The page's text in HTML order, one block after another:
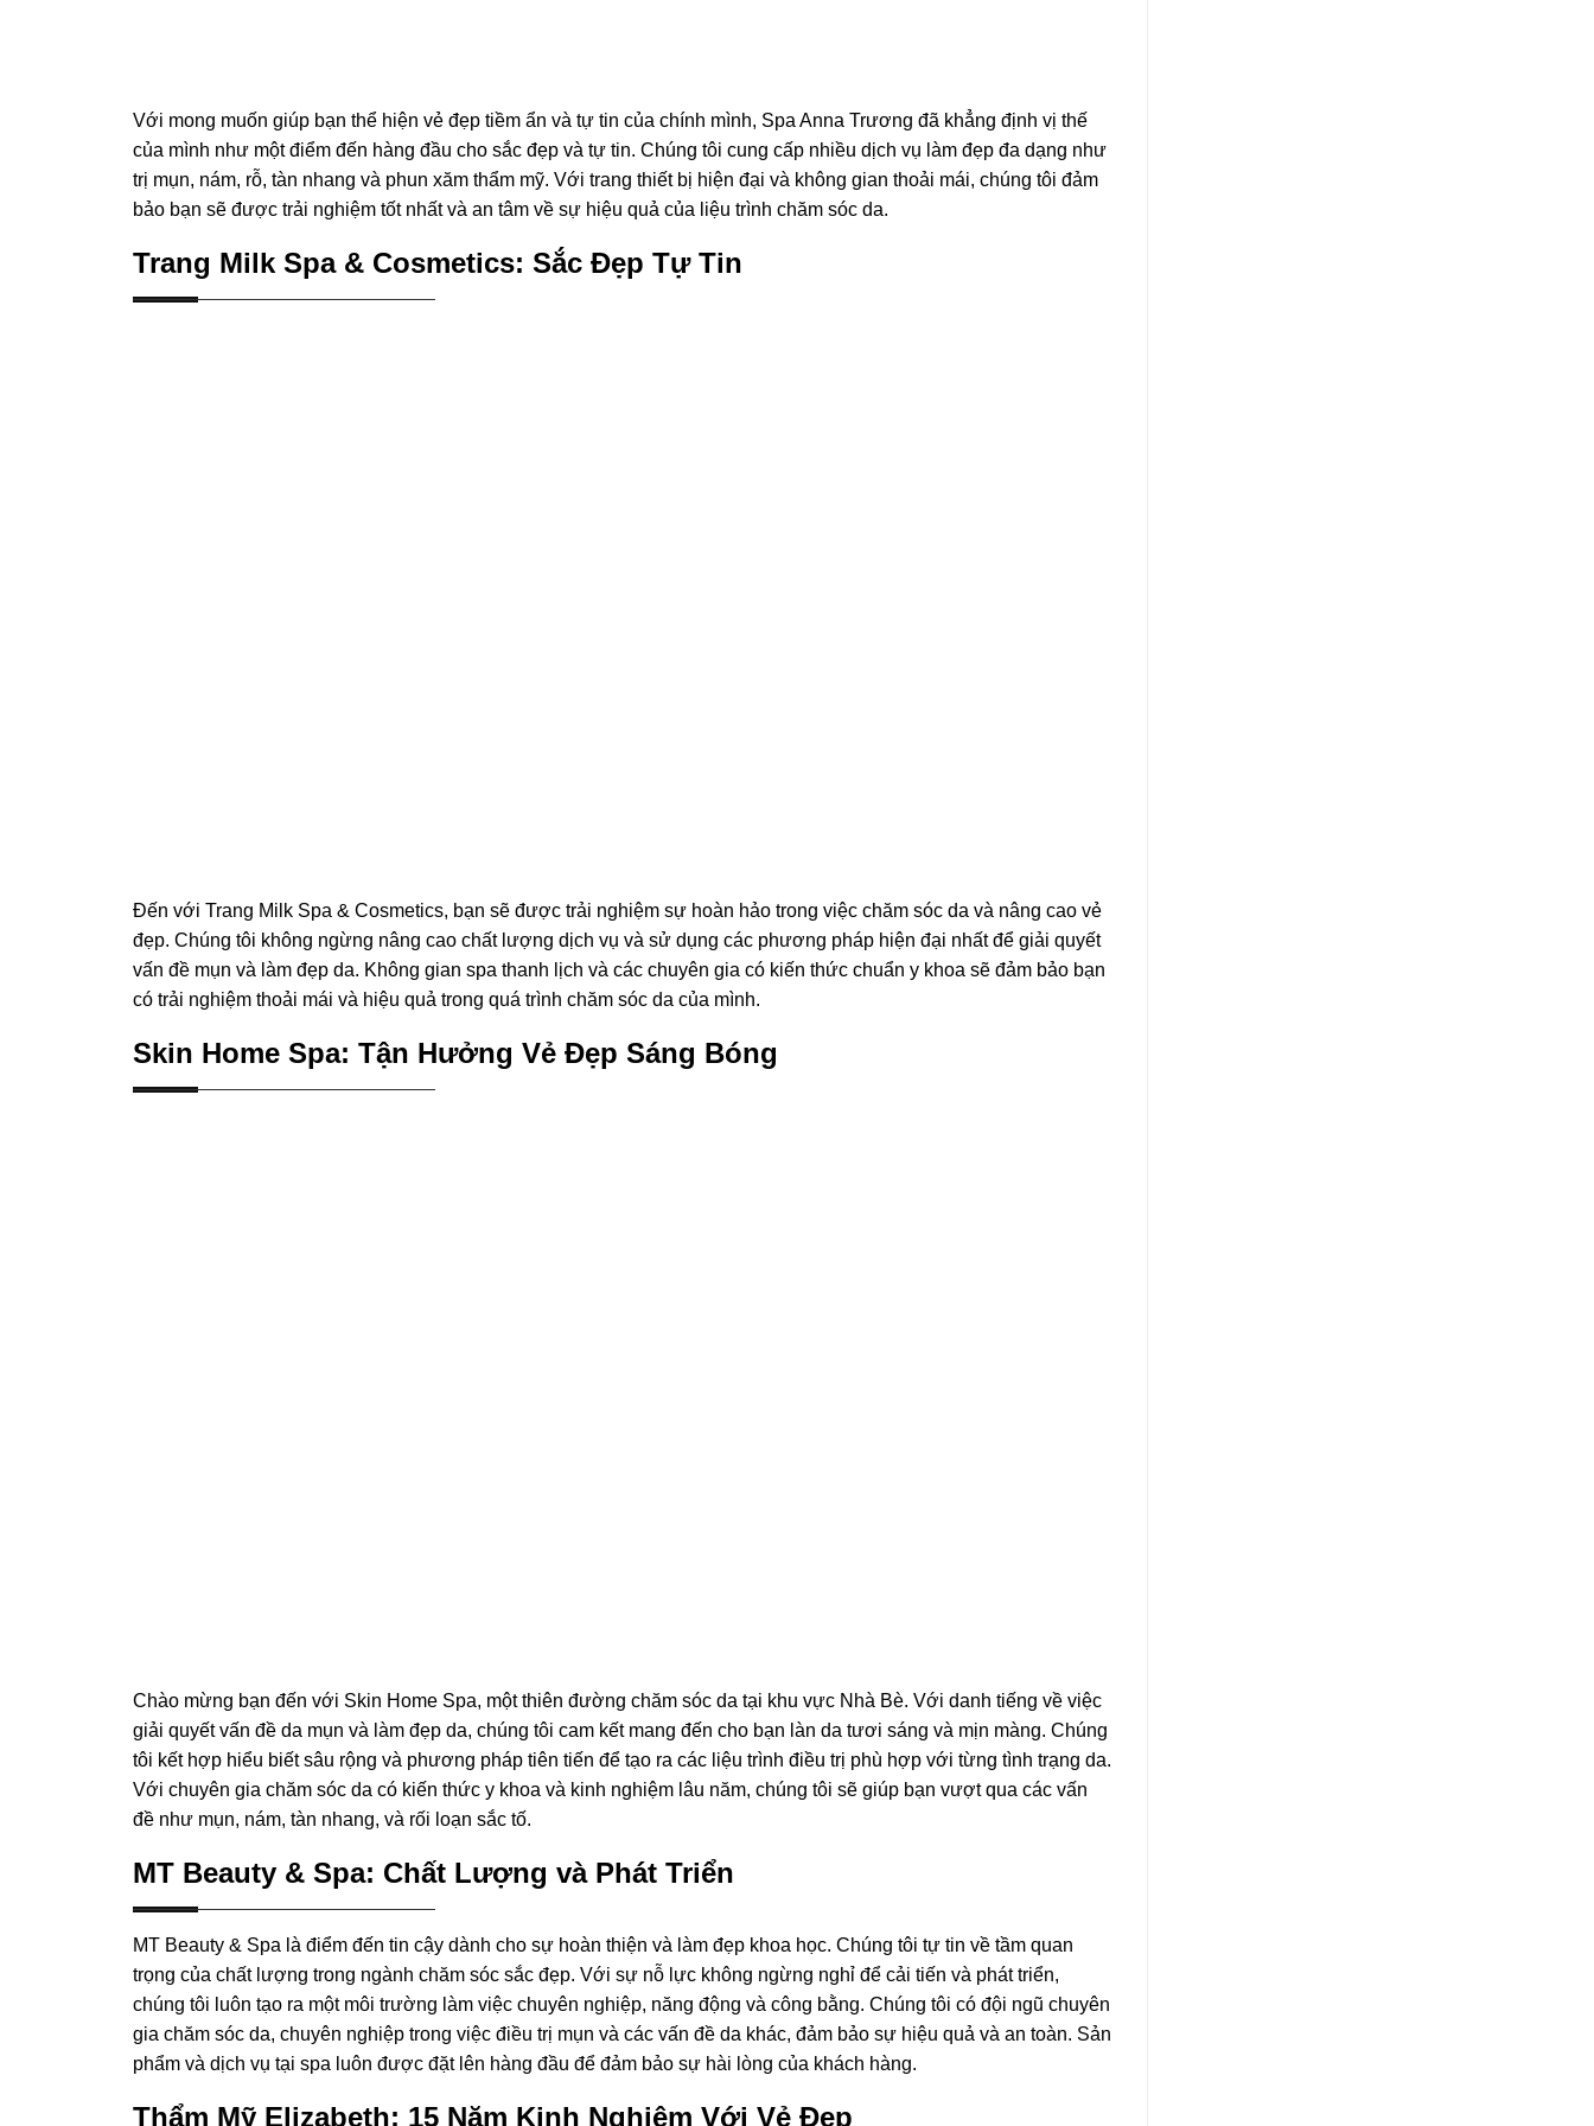
Với mong muốn giúp bạn thể hiện vẻ đẹp tiềm ẩn và tự tin của chính mình, Spa Anna Trương đã khẳng định vị thế
của mình như một điểm đến hàng đầu cho sắc đẹp và tự tin. Chúng tôi cung cấp nhiều dịch vụ làm đẹp đa dạng như
trị mụn, nám, rỗ, tàn nhang và phun xăm thẩm mỹ. Với trang thiết bị hiện đại và không gian thoải mái, chúng tôi đảm
bảo bạn sẽ được trải nghiệm tốt nhất và an tâm về sự hiệu quả của liệu trình chăm sóc da.
Trang Milk Spa & Cosmetics: Sắc Đẹp Tự Tin
Đến với Trang Milk Spa & Cosmetics, bạn sẽ được trải nghiệm sự hoàn hảo trong việc chăm sóc da và nâng cao vẻ
đẹp. Chúng tôi không ngừng nâng cao chất lượng dịch vụ và sử dụng các phương pháp hiện đại nhất để giải quyết
vấn đề mụn và làm đẹp da. Không gian spa thanh lịch và các chuyên gia có kiến thức chuẩn y khoa sẽ đảm bảo bạn
có trải nghiệm thoải mái và hiệu quả trong quá trình chăm sóc da của mình.
Skin Home Spa: Tận Hưởng Vẻ Đẹp Sáng Bóng
Chào mừng bạn đến với Skin Home Spa, một thiên đường chăm sóc da tại khu vực Nhà Bè. Với danh tiếng về việc
giải quyết vấn đề da mụn và làm đẹp da, chúng tôi cam kết mang đến cho bạn làn da tươi sáng và mịn màng. Chúng
tôi kết hợp hiểu biết sâu rộng và phương pháp tiên tiến để tạo ra các liệu trình điều trị phù hợp với từng tình trạng da.
Với chuyên gia chăm sóc da có kiến thức y khoa và kinh nghiệm lâu năm, chúng tôi sẽ giúp bạn vượt qua các vấn
đề như mụn, nám, tàn nhang, và rối loạn sắc tố.
MT Beauty & Spa: Chất Lượng và Phát Triển
MT Beauty & Spa là điểm đến tin cậy dành cho sự hoàn thiện và làm đẹp khoa học. Chúng tôi tự tin về tầm quan
trọng của chất lượng trong ngành chăm sóc sắc đẹp. Với sự nỗ lực không ngừng nghỉ để cải tiến và phát triển,
chúng tôi luôn tạo ra một môi trường làm việc chuyên nghiệp, năng động và công bằng. Chúng tôi có đội ngũ chuyên
gia chăm sóc da, chuyên nghiệp trong việc điều trị mụn và các vấn đề da khác, đảm bảo sự hiệu quả và an toàn. Sản
phẩm và dịch vụ tại spa luôn được đặt lên hàng đầu để đảm bảo sự hài lòng của khách hàng.
Thẩm Mỹ Elizabeth: 15 Năm Kinh Nghiệm Với Vẻ Đẹp